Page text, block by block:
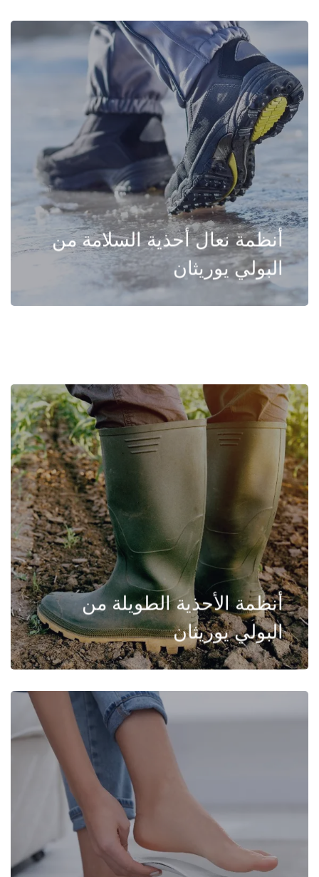
أنظمة نعال أحذية السلامة من
البولي يوريثان
أنظمة الأحذية الطويلة من
البولي يوريثان